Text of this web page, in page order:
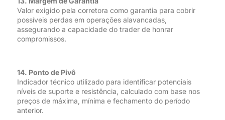
Valor exigido pela corretora como garantia para cobrir
possíveis perdas em operações alavancadas,
assegurando a capacidade do trader de honrar
compromissos.
14. Ponto de Pivô
Indicador técnico utilizado para identificar potenciais
níveis de suporte e resistência, calculado com base nos
preços de máxima, mínima e fechamento do período
anterior.